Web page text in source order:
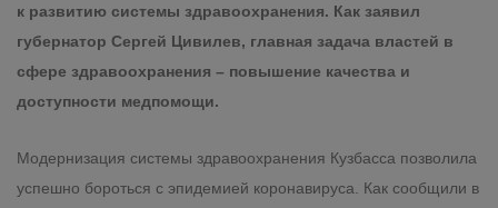
к развитию системы здравоохранения. Как заявил
губернатор Сергей Цивилев, главная задача властей в
сфере здравоохранения – повышение качества и
доступности медпомощи.
Модернизация системы здравоохранения Кузбасса позволила
успешно бороться с эпидемией коронавируса. Как сообщили в